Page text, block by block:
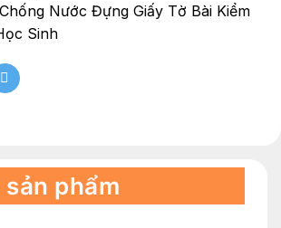
Nước Đựng Giấy Tờ Bài Kiểm
Sinh
phẩm